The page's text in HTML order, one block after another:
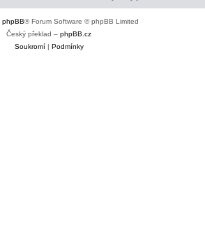
phpBB® Forum Software © phpBB Limited
Český překlad – phpBB.cz
Soukromí| Podmínky